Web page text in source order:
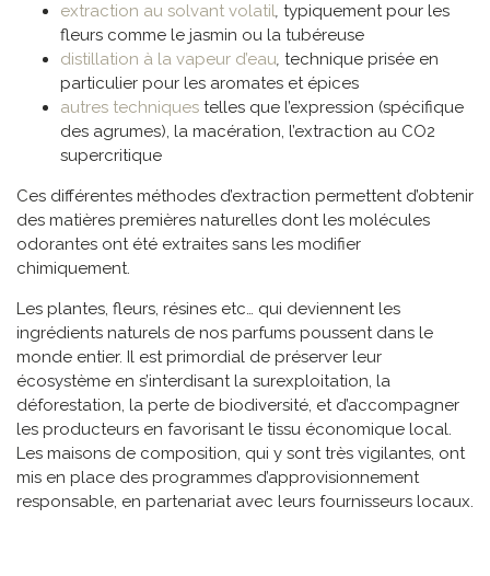
extraction au solvant volatil, typiquement pour les
fleurs comme le jasmin ou la tubéreuse
distillation à la vapeur d’eau, technique prisée en
particulier pour les aromates et épices
autres techniques telles que l’expression (spécifique
des agrumes), la macération, l’extraction au CO2
supercritique
Ces différentes méthodes d’extraction permettent d’obtenir
des matières premières naturelles dont les molécules
odorantes ont été extraites sans les modifier
chimiquement.
Les plantes, fleurs, résines etc… qui deviennent les
ingrédients naturels de nos parfums poussent dans le
monde entier. Il est primordial de préserver leur
écosystème en s’interdisant la surexploitation, la
déforestation, la perte de biodiversité, et d’accompagner
les producteurs en favorisant le tissu économique local.
Les maisons de composition, qui y sont très vigilantes, ont
mis en place des programmes d’approvisionnement
responsable, en partenariat avec leurs fournisseurs locaux.